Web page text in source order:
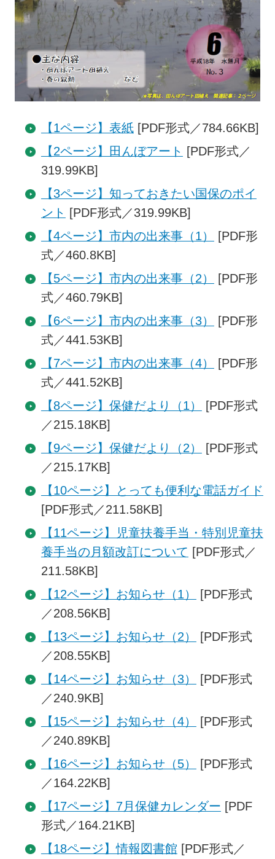
【1ページ】表紙[PDF形式／784.66KB]
【2ページ】田んぼアート [PDF形式／
319.99KB]
【3ページ】知っておきたい国保のポイ
ント [PDF形式／319.99KB]
【4ページ】市内の出来事（1）
[PDF形
式／460.8KB]
【5ページ】市内の出来事（2）
[PDF形
式／460.79KB]
【6ページ】市内の出来事（3）
[PDF形
式／441.53KB]
【7ページ】市内の出来事（4）
[PDF形
式／441.52KB]
【8ページ】保健だより（1）
[PDF形式
／215.18KB]
【9ページ】保健だより（2）
[PDF形式
／215.17KB]
【10ページ】とっても便利な電話ガイド
[PDF形式／211.58KB]
【11ページ】児童扶養手当・特別児童扶
養手当の月額改訂について [PDF形式／
211.58KB]
【12ページ】お知らせ（1）
[PDF形式
／208.56KB]
【13ページ】お知らせ（2）
[PDF形式
／208.55KB]
【14ページ】お知らせ（3）
[PDF形式
／240.9KB]
【15ページ】お知らせ（4）
[PDF形式
／240.89KB]
【16ページ】お知らせ（5）
[PDF形式
／164.22KB]
【17ページ】7月保健カレンダー [PDF
形式／164.21KB]
【18ページ】情報図書館 [PDF形式／